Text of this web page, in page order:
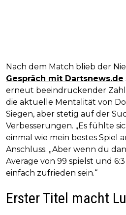
Nach dem Match blieb der
Gespräch mit Dartsnews.de
erneut beeindruckender
die aktuelle Mentalität von
Siegen, aber stetig auf der
Verbesserungen. „Es fühlte
einmal wie mein bestes Spiel
Anschluss. „Aber wenn du
Average von 99 spielst und
einfach zufrieden sein.“
Erster Titel macht